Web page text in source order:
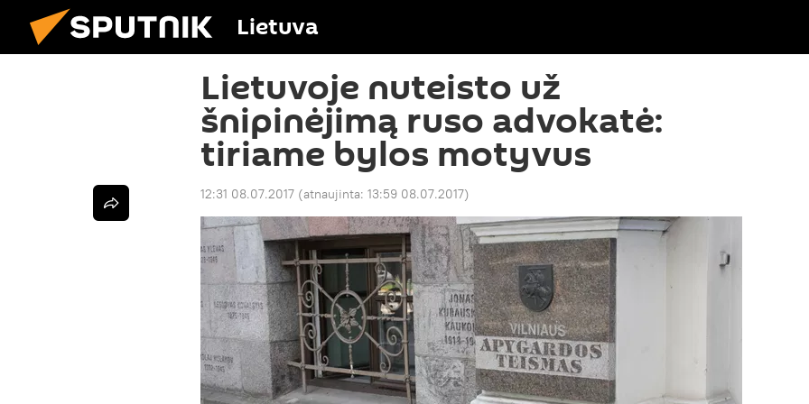
Lietuva
Lietuvoje nuteisto už
šnipinėjimą ruso advokatė:
tiriame bylos motyvus
12:31 08.07.2017 (atnaujinta: 13:59 08.07.2017)